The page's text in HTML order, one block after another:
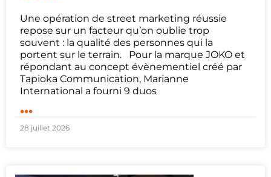
Une opération de street marketing réussie
repose sur un facteur qu’on oublie trop
souvent : la qualité des personnes qui la
portent sur le terrain. Pour la marque JOKO et
répondant au concept évènementiel créé par
Tapioka Communication, Marianne
International a fourni 9 duos
...
28 juillet 2026